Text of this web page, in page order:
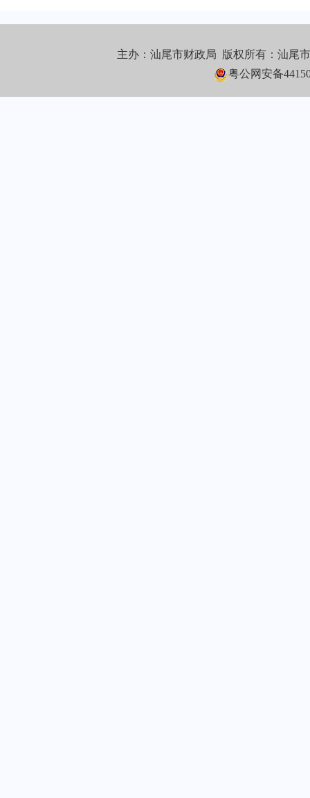
主办：汕尾市财政局 版权所有：汕尾
粤公网安备